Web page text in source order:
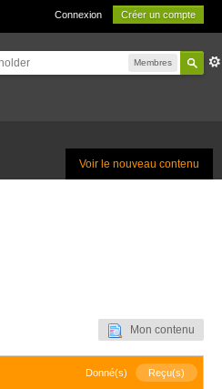
Connexion Créer un compte
Membres
Voir le nouveau contenu
Mon contenu
Donné(s) Reçu(s)